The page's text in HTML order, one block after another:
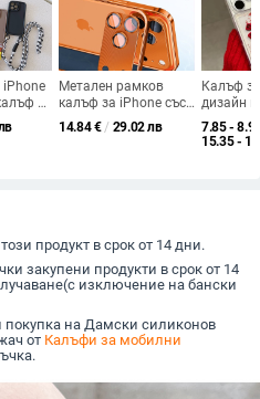
за
16,
за
Метален рамков
калъф за iPhone със
защитно фолио за
обектива; съвместим
14.84€ / 29.02 лв
Калъф
дизайн
червено
ефект
7.85 -
15.35 -
продукт в срок от 14 дни.
закупени продукти в срок от 14
изключение на бански
покупка на Дамски силиконов
от Калъфи за мобилни